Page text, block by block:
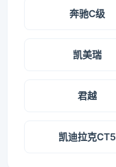
奔驰C级
凯美瑞
君越
凯迪拉克CT5